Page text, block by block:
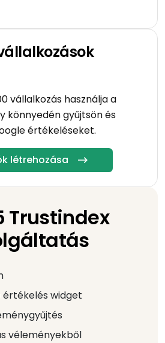
vállalkozás használja a
könnyedén gyűjtsön és
értékeléseket.
létrehozása
Trustindex
értékelés widget
véleményekből